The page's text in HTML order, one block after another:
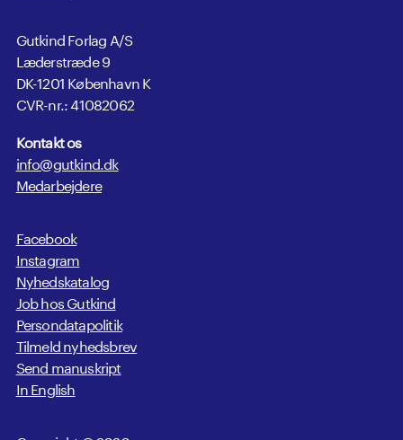
Gutkind Forlag A/S
Læderstræde 9
DK-1201 København K
CVR-nr.: 41082062
Kontakt os
info@gutkind.dk
Medarbejdere
Facebook
Instagram
Nyhedskatalog
Job hos Gutkind
Persondatapolitik
Tilmeld nyhedsbrev
Send manuskript
In English